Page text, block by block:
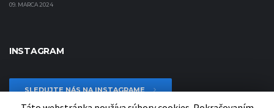
09. MARCA 2024
INSTAGRAM
SLEDUJTE NÁS NA INSTAGRAME